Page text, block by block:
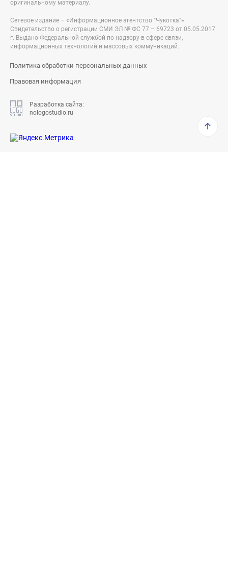
оригинальному материалу.
Сетевое издание – «Информационное агентство "Чукотка"».
Свидетельство о регистрации СМИ ЭЛ № ФС 77 – 69723 от 05.05.2017
г. Выдано Федеральной службой по надзору в сфере связи,
информационных технологий и массовых коммуникаций.
Политика обработки персональных данных
Правовая информация
Разработка сайта:
nologostudio.ru